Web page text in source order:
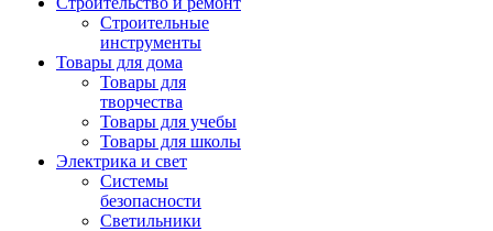
Строительные
инструменты
Товары для дома
Товары для
творчества
Товары для учебы
Товары для школы
Электрика и свет
Системы
безопасности
Светильники